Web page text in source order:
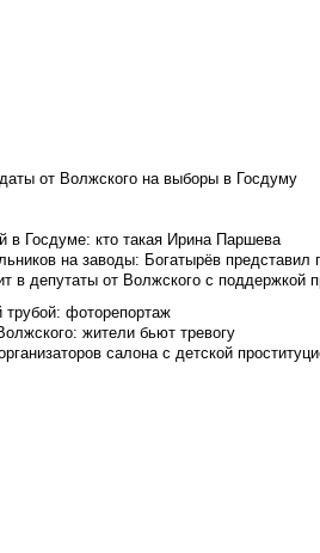
от Волжского на выборы в Госдуму
в Госдуме: кто такая Ирина Паршева
на заводы: Богатырёв представил
в депутаты от Волжского с поддержкой
фоторепортаж
жители бьют тревогу
салона с детской